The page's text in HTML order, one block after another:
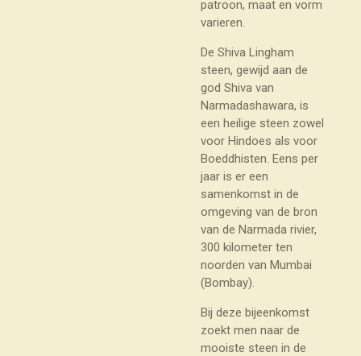
patroon, maat en vorm
varieren.
De Shiva Lingham
steen, gewijd aan de
god Shiva van
Narmadashawara, is
een heilige steen zowel
voor Hindoes als voor
Boeddhisten. Eens per
jaar is er een
samenkomst in de
omgeving van de bron
van de Narmada rivier,
300 kilometer ten
noorden van Mumbai
(Bombay).
Bij deze bijeenkomst
zoekt men naar de
mooiste steen in de